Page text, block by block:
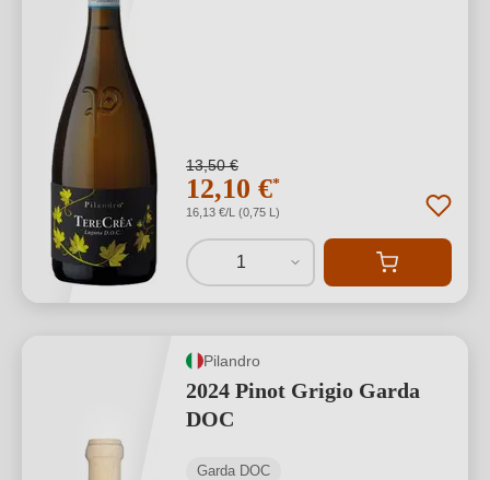
13,50 €
12,10 €*
16,13 €/L (0,75 L)
1
Pilandro
2024 Pinot Grigio Garda
DOC
Garda DOC